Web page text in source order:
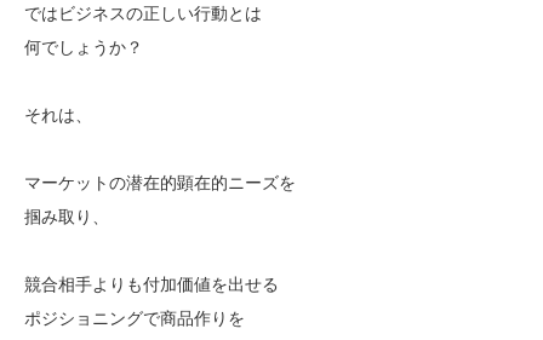
ではビジネスの正しい行動とは
何でしょうか？
それは、
マーケットの潜在的顕在的ニーズを
掴み取り、
競合相手よりも付加価値を出せる
ポジショニングで商品作りを